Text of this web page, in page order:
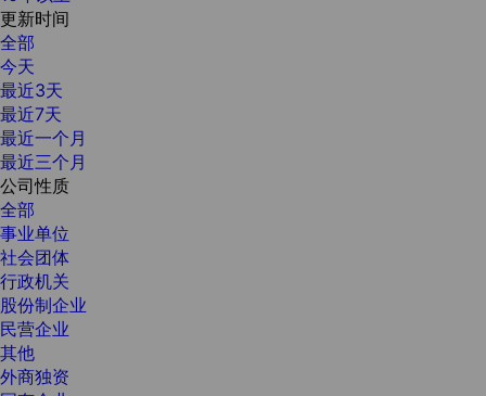
更新时间
全部
今天
最近3天
最近7天
最近一个月
最近三个月
公司性质
全部
事业单位
社会团体
行政机关
股份制企业
民营企业
其他
外商独资